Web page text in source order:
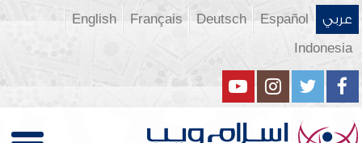
عربي Español
Deutsch
Français
English
Indonesia